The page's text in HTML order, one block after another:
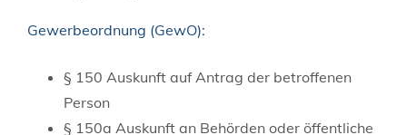
Gewerbeordnung (GewO):
§ 150 Auskunft auf Antrag der betroffenen
Person
§ 150a Auskunft an Behörden oder öffentliche